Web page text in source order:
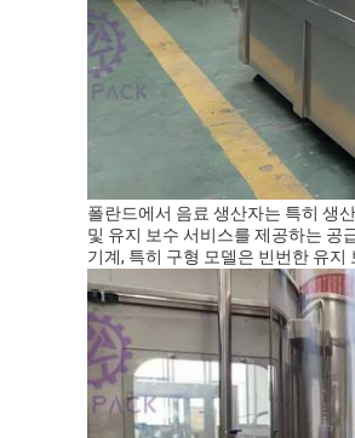
폴란드에서 음료 생산자는 특히 생
및 유지 보수 서비스를 제공하는 공
기계, 특히 구형 모델은 빈번한 유